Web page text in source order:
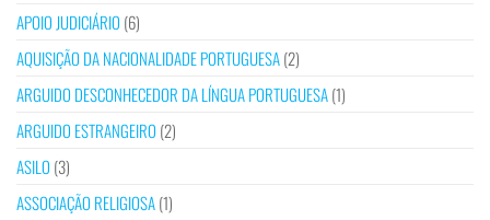
APOIO JUDICIÁRIO (6)
AQUISIÇÃO DA NACIONALIDADE PORTUGUESA(2)
ARGUIDO DESCONHECEDOR DA LÍNGUA PORTUGUESA(1)
ARGUIDO ESTRANGEIRO (2)
ASILO (3)
ASSOCIAÇÃO RELIGIOSA(1)